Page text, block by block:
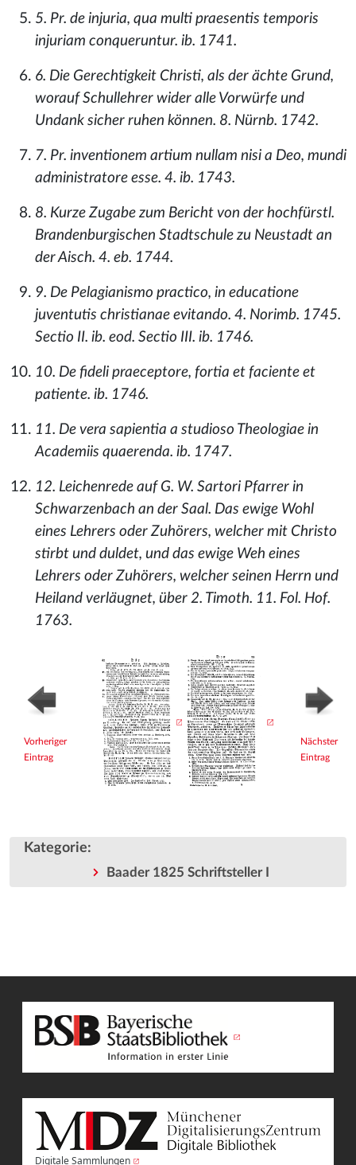
5. Pr. de injuria, qua multi praesentis temporis
injuriam conqueruntur. ib. 1741.
6. Die Gerechtigkeit Christi, als der ächte Grund,
worauf Schullehrer wider alle Vorwürfe und
Undank sicher ruhen können. 8. Nürnb. 1742.
7. Pr. inventionem artium nullam nisi a Deo, mundi
administratore esse. 4. ib. 1743.
8. Kurze Zugabe zum Bericht von der hochfürstl.
Brandenburgischen Stadtschule zu Neustadt an
der Aisch. 4. eb. 1744.
9. De Pelagianismo practico, in educatione
juventutis christianae evitando. 4. Norimb. 1745.
Sectio II. ib. eod. Sectio III. ib. 1746.
10. De fideli praeceptore, fortia et faciente et
patiente. ib. 1746.
11. De vera sapientia a studioso Theologiae in
Academiis quaerenda. ib. 1747.
12. Leichenrede auf G. W. Sartori Pfarrer in
Schwarzenbach an der Saal. Das ewige Wohl
eines Lehrers oder Zuhörers, welcher mit Christo
stirbt und duldet, und das ewige Weh eines
Lehrers oder Zuhörers, welcher seinen Herrn und
Heiland verläugnet, über 2. Timoth. 11. Fol. Hof.
1763.
Vorheriger
Eintrag
Nächster
Eintrag
Kategorie:
Baader 1825 Schriftsteller I
Digitale Sammlungen